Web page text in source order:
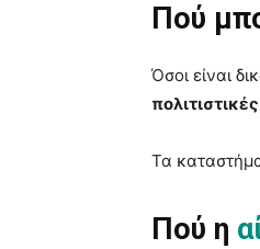
Πού
Όσοι είναι
Τα
Πού η